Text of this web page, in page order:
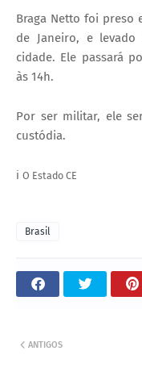
Braga Netto foi preso
de Janeiro, e
cidade. Ele passará
às 14h.
Por ser militar, ele
custódia.
ℹ️ O Estado CE
Brasil
ANTIGOS